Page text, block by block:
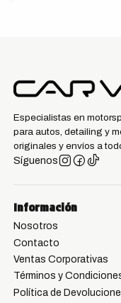
Especialistas en
para autos, detailing y
originales y envíos a
Síguenos
Información
Nosotros
Contacto
Ventas Corporativas
Términos y
Política de